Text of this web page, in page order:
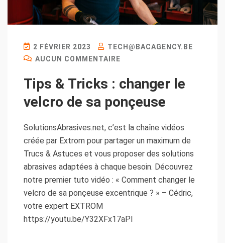
2 FÉVRIER 2023
TECH@BACAGENCY.BE
AUCUN COMMENTAIRE
Tips & Tricks : changer le
velcro de sa ponçeuse
SolutionsAbrasives.net, c’est la chaîne vidéos
créée par Extrom pour partager un maximum de
Trucs & Astuces et vous proposer des solutions
abrasives adaptées à chaque besoin. Découvrez
notre premier tuto vidéo : « Comment changer le
velcro de sa ponçeuse excentrique ? » – Cédric,
votre expert EXTROM
https://youtu.be/Y32XFx17aPI